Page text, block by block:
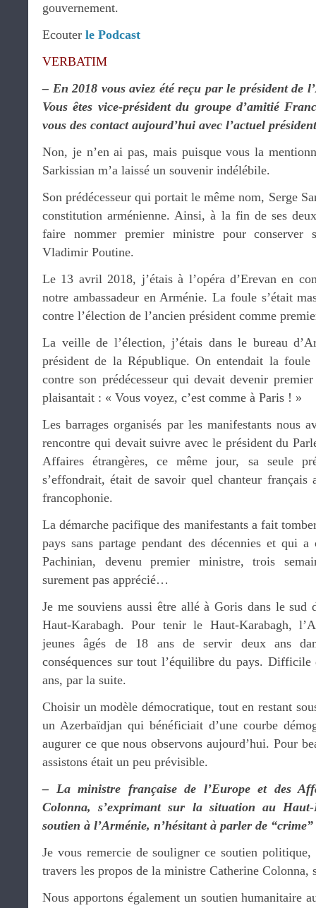
gouvernement.
Ecouter le Podcast
VERBATIM
– En 2018 vous aviez été reçu par le président de
Vous êtes vice-président du groupe d’amitié
vous des contact aujourd’hui avec l’actuel
Non, je n’en ai pas, mais puisque vous la
Sarkissian m’a laissé un souvenir indélébile.
Son prédécesseur qui portait le même nom, Serge
constitution arménienne. Ainsi, à la fin de ses
faire nommer premier ministre pour conserver
Vladimir Poutine.
Le 13 avril 2018, j’étais à l’opéra d’Erevan en
notre ambassadeur en Arménie. La foule s’était
contre l’élection de l’ancien président comme
La veille de l’élection, j’étais dans le bureau
président de la République. On entendait la foule
contre son prédécesseur qui devait devenir
plaisantait : « Vous voyez, c’est comme à Paris ! »
Les barrages organisés par les manifestants nous
rencontre qui devait suivre avec le président du
Affaires étrangères, ce même jour, sa seule
s’effondrait, était de savoir quel chanteur
francophonie.
La démarche pacifique des manifestants a fait
pays sans partage pendant des décennies et qui
Pachinian, devenu premier ministre, trois
surement pas apprécié…
Je me souviens aussi être allé à Goris dans le sud
Haut-Karabagh. Pour tenir le Haut-Karabagh,
jeunes âgés de 18 ans de servir deux ans
conséquences sur tout l’équilibre du pays. Difficile
ans, par la suite.
Choisir un modèle démocratique, tout en restant
un Azerbaïdjan qui bénéficiait d’une courbe
augurer ce que nous observons aujourd’hui. Pour
assistons était un peu prévisible.
– La ministre française de l’Europe et des
Colonna, s’exprimant sur la situation au
soutien à l’Arménie, n’hésitant à parler de
Je vous remercie de souligner ce soutien
travers les propos de la ministre Catherine Colonna,
Nous apportons également un soutien humanitaire